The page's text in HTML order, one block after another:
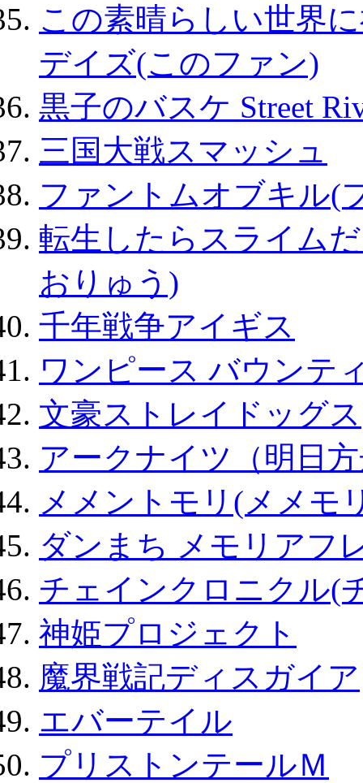
この素晴らしい世界
デイズ(このファン)
黒子のバスケ Street
三国大戦スマッシュ
ファントムオブキル(
転生したらスライム
おりゅう)
千年戦争アイギス
ワンピース バウンテ
文豪ストレイドッグス
アークナイツ（明日
メメントモリ(メメモ
ダンまち メモリアフ
チェインクロニクル(
神姫プロジェクト
魔界戦記ディスガイア
エバーテイル
プリストンテールＭ